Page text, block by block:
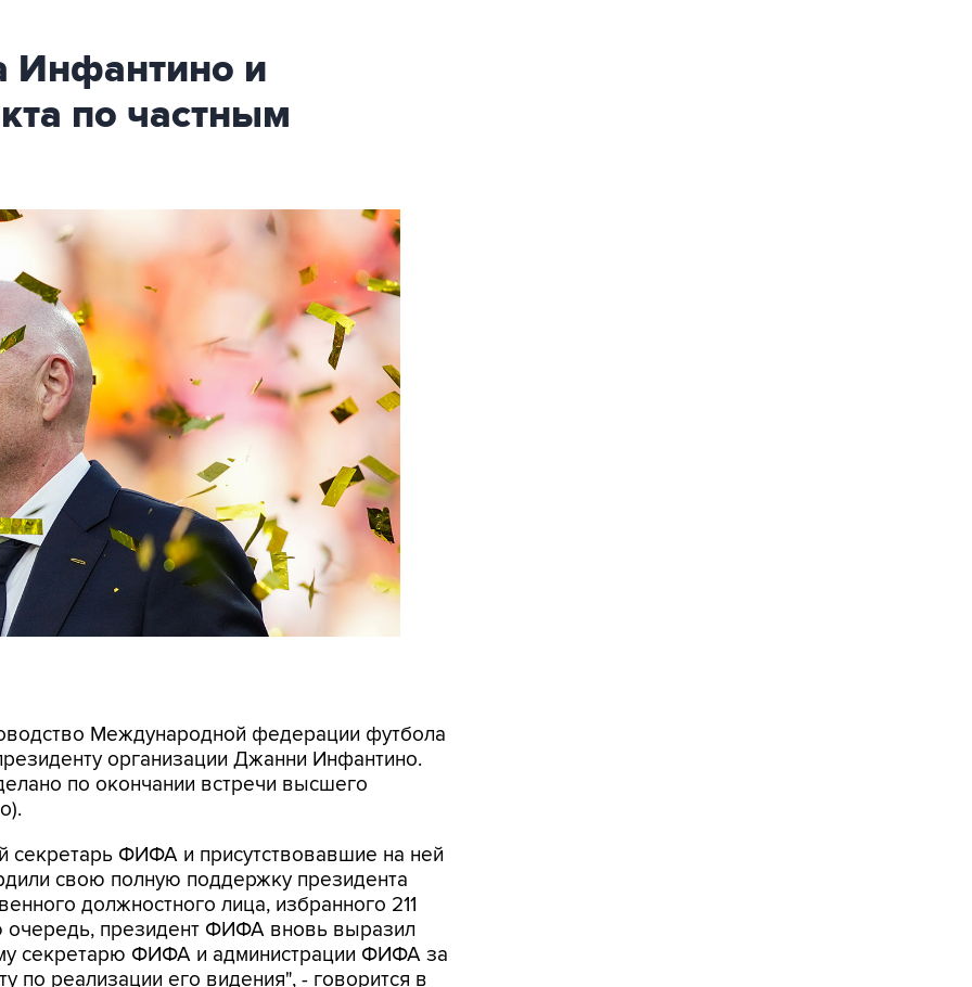
и
по частным
Международной федерации футбола
организации Джанни Инфантино.
по окончании встречи высшего
секретарь ФИФА и присутствовавшие на ней
свою полную поддержку президента
должностного лица, избранного 211
президент ФИФА вновь выразил
секретарю ФИФА и администрации ФИФА за
реализации его видения", - говорится в